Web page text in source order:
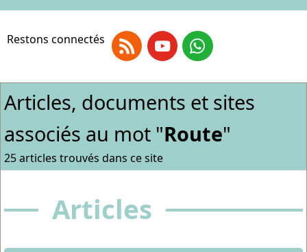
Restons connectés
Articles, documents et sites
associés au mot "Route"
25 articles trouvés dans ce site
Articles